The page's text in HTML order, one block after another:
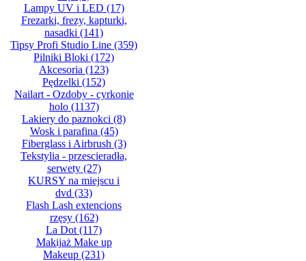
Lampy UV i LED (17)
Frezarki, frezy, kapturki,
nasadki (141)
Tipsy Profi Studio Line (359)
Pilniki Bloki (172)
Akcesoria (123)
Pędzelki (152)
Nailart - Ozdoby - cyrkonie
holo(1137)
Lakiery do paznokci (8)
Wosk i parafina (45)
Fiberglass i Airbrush (3)
Tekstylia - przescieradła,
serwety(27)
KURSY na miejscu i
dvd (33)
Flash Lash extencions
rzęsy(162)
La Dot (117)
Makijaż Make up
Makeup (231)